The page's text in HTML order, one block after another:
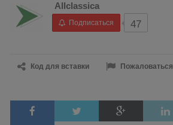
Allclassica
Подписаться 47
Код для вставки Пожаловаться